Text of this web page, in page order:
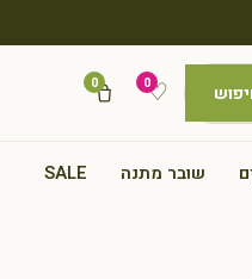
♡
0
0
שובר מתנה SALE